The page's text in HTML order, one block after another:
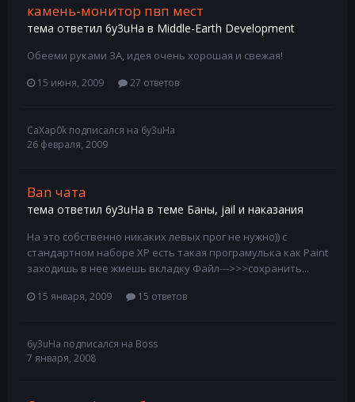
камень-монитор пвп мест
тема ответил 6y3uHa в Middle-Earth Development
Обееми руками ЗА, идея очень хорошая и свежая!
15 июня, 2009 27 ответов
CaXap0k подписался на 6y3uHa
26 февраля, 2009
Ban чата
тема ответил 6y3uHa в теме Баны, jail и наказания
На это собственно никаких левых прог не нужно)) с
стандартном наборе ХР есть такая програмулька как Paint
заходишь в нее жмешь вкладку Файл--->>>сохранить...
15 января, 2009 15 ответов
6y3uHa подписался на Boss
7 января, 2008